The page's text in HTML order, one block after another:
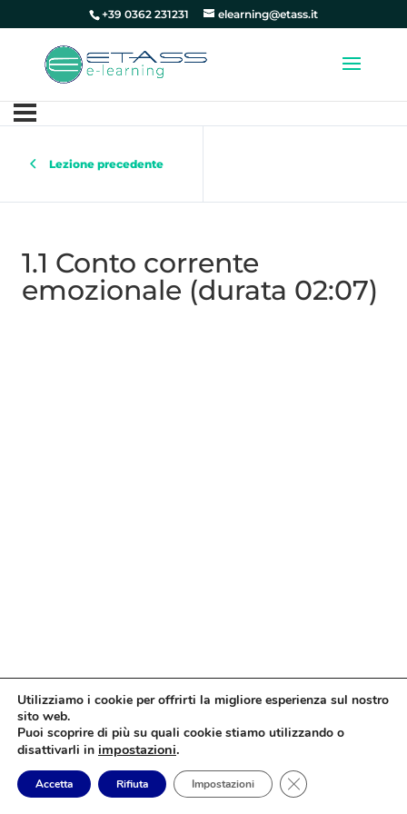
+39 0362 231231 elearning@etass.it
Lezione precedente
1.1 Conto corrente
emozionale (durata 02:07)
Utilizziamo i cookie per offrirti la migliore esperienza sul nostro
sito web.
Puoi scoprire di più su quali cookie stiamo utilizzando o
disattivarli in impostazioni.
Accetta Rifiuta Impostazioni Close GDPR